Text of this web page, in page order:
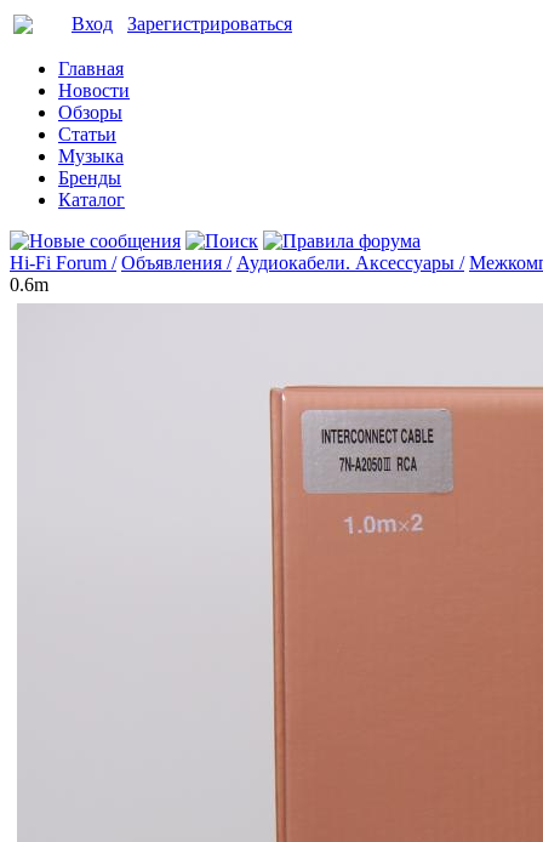
Вход Зарегистрироваться
Главная
Новости
Обзоры
Статьи
Музыка
Бренды
Каталог
Hi-Fi Forum / Объявления / Аудиокабели. Аксессуары /
0.6m